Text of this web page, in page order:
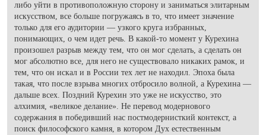
либо уйти в противоположную сторону и заниматься элитарным
искусством, все больше погружаясь в то, что имеет значение
только для его аудитории — узкого круга избранных,
понимающих, о чем идет речь. В какой-то момент у Курехина
произошел разрыв между тем, что он мог сделать, а сделать он
мог абсолютно все, для него не существовало никаких рамок, и
тем, что он искал и в России тех лет не находил. Эпоха была
такая, что после взрыва многих отбросило волной, а Курехина —
дальше всех. Поздний Курехин это уже не искусство, это
алхимия, «великое делание». Не перевод модернового
содержания в победивший нас постмодернисткий контекст, а
поиск философского камня, в котором Дух естественным